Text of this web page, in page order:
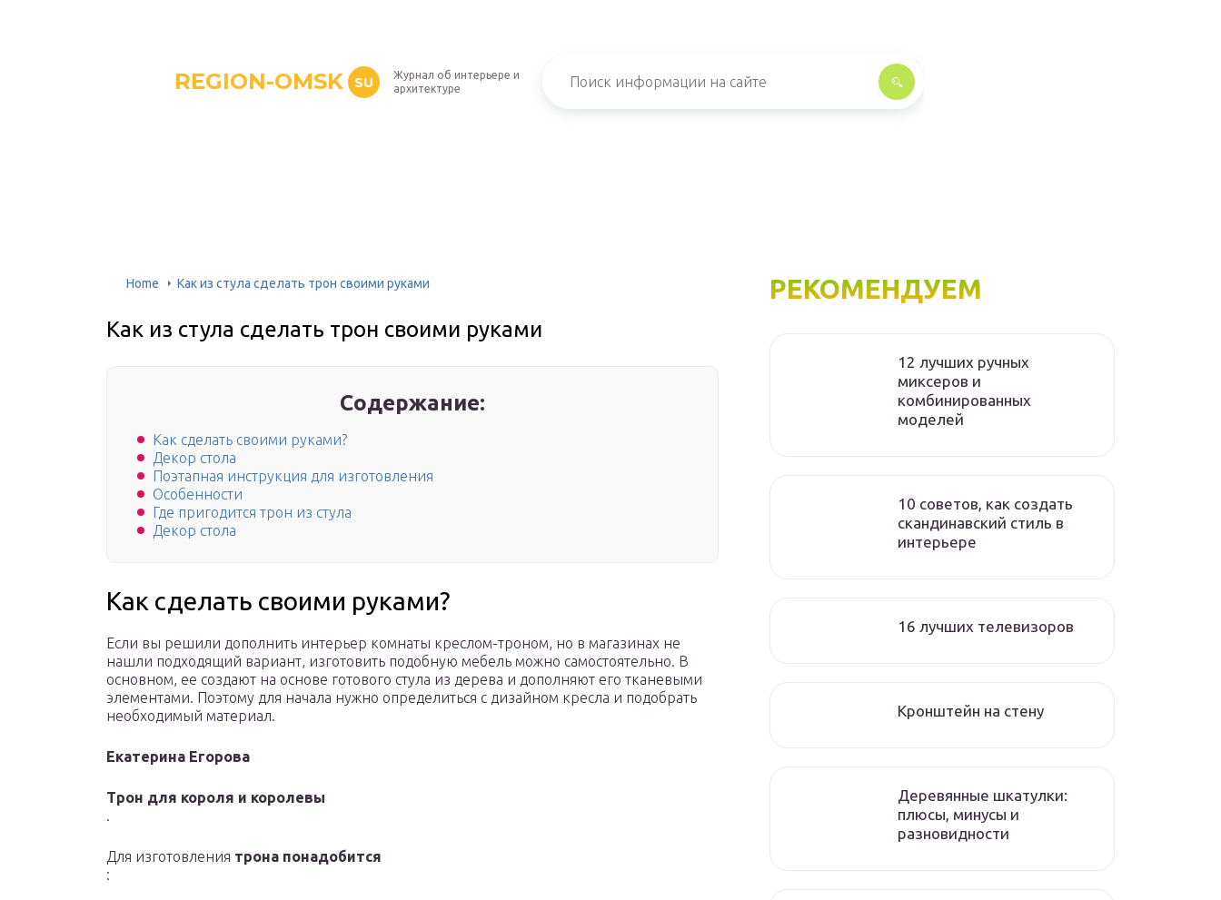
REGION-OMSK SU
Журнал об интерьере и
архитектуре
Home Как из стула сделать трон своими руками
Как из стула сделать трон своими руками
Содержание:
Как сделать своими руками?
Декор стола
Поэтапная инструкция для изготовления
Особенности
Где пригодится трон из стула
Декор стола
Как сделать своими руками?
Если вы решили дополнить интерьер комнаты креслом-троном, но в магазинах не
нашли подходящий вариант, изготовить подобную мебель можно самостоятельно. В
основном, ее создают на основе готового стула из дерева и дополняют его тканевыми
элементами. Поэтому для начала нужно определиться с дизайном кресла и подобрать
необходимый материал.
Екатерина Егорова
Трон для короля и королевы
.
Для изготовления трона понадобится
:
РЕКОМЕНДУЕМ
12 лучших ручных
миксеров и
комбинированных
моделей
10 советов, как создать
скандинавский стиль в
интерьере
16 лучших телевизоров
Кронштейн на стену
Деревянные шкатулки:
плюсы, минусы и
разновидности